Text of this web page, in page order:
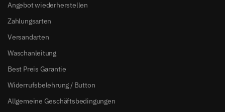
Angebot wiederherstellen
Zahlungsarten
Versandarten
Waschanleitung
Best Preis Garantie
Widerrufsbelehrung / Button
Allgemeine Geschäftsbedingungen